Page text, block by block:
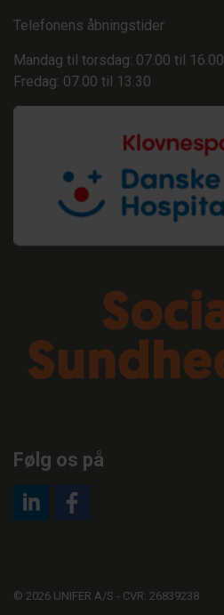
Telefonens åbningstider
Mandag til torsdag: 07.00 til 16.00
Fredag: 07.00 til 13.30
Følg os på
© 2026 UNIFER A/S - CVR: 26839238